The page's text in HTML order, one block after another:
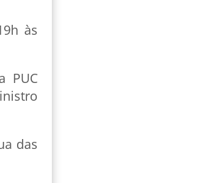
às
PUC
das